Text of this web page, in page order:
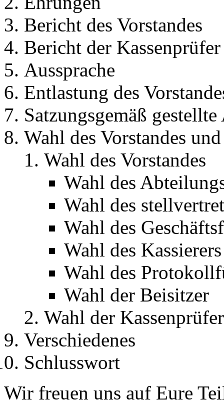
Bericht des Vorstandes
Bericht der Kassenprüfer
Aussprache
Entlastung des
Satzungsgemäß
Wahl des Vorstandes
Wahl des Vorstandes
Wahl des
Wahl des
Wahl des
Wahl des Kassierers
Wahl des
Wahl der Beisitzer
Wahl der Kassenprüfer
Verschiedenes
Schlusswort
Wir freuen uns auf Eure